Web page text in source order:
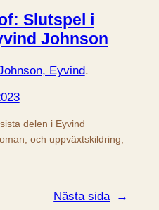
Slutspel i
Johnson
Eyvind.
delen i Eyvind
och uppväxtskildring,
Nästa sida →